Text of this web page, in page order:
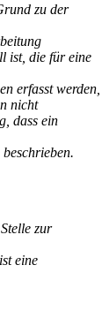
zu der
ist, die für eine
erfasst werden,
nicht
dass ein
zur
eine